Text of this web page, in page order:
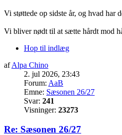
Vi støttede op sidste år, og hvad har
Vi bliver nødt til at sætte hårdt mod
Hop til indlæg
afAlpa Chino
2. jul 2026, 23:43
Forum: AaB
Emne: Sæsonen 26/27
Svar: 241
Visninger: 23273
Re: Sæsonen 26/27